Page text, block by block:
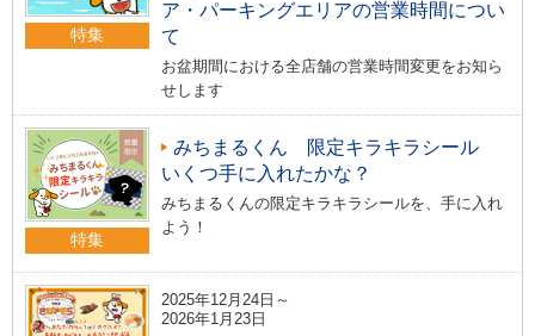
特集
ア・パーキングエリアの営業時間につい
て
お盆期間における全店舗の営業時間変更をお知ら
せします
特集
みちまるくん 限定キラキラシール
いくつ手に入れたかな？
みちまるくんの限定キラキラシールを、手に入れ
よう！
2025年12月24日～
2026年1月23日